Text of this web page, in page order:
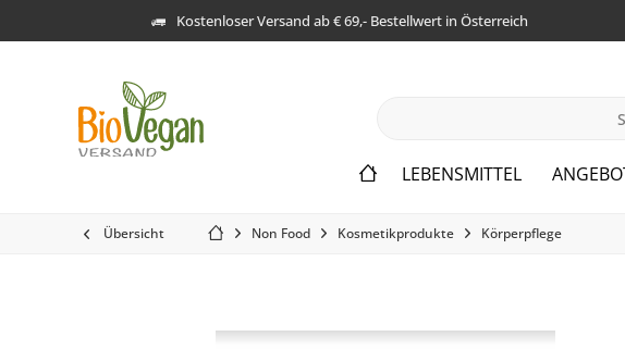
Kostenloser Versand ab € 69,- Bestellwert in Österreich
LEBENSMITTEL
Übersicht Non Food Kosmetikprodukte Körperpflege